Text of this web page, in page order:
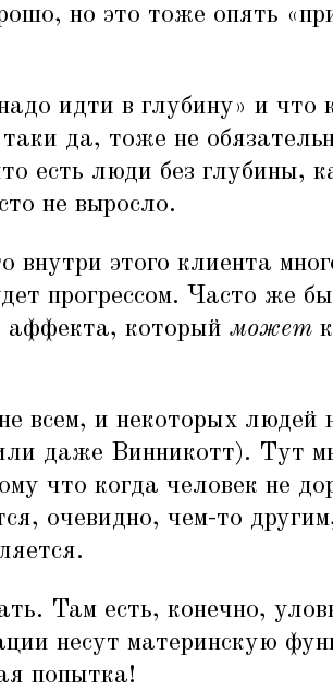
но это тоже опять «
идти в глубину» и что
да, тоже не
есть люди без глубины,
не выросло.
этого клиента
прогрессом. Часто же
аффекта, который может
всем, и некоторых людей
даже Винникотт). Тут
что когда человек не
очевидно, чем-то
Там есть, конечно,
несут материнскую
попытка!